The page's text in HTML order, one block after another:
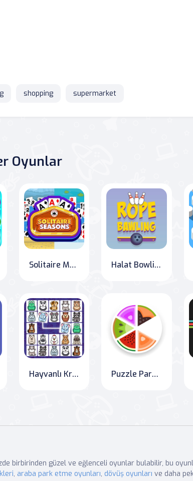
shopping supermarket
Oyunlar
Solitaire Mevsimleri Halat Bowling
Hayvanlı Kris Mahjong Puzzle Parçaları
birbirinden güzel ve eğlenceli oyunlar bulabilir, bu
, araba park etme oyunları, dövüş oyunları ve daha